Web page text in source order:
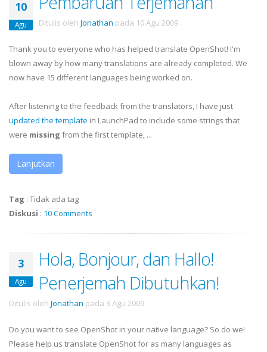
10
Agu Ditulis oleh Jonathan pada 10 Agu 2009 .
Thank you to everyone who has helped translate OpenShot! I'm
blown away by how many translations are already completed. We
now have 15 different languages being worked on.
After listening to the feedback from the translators, I have just
updated the template in LaunchPad to include some strings that
were missing from the first template, ...
Lanjutkan
Tag : Tidak ada tag
Diskusi : 10 Comments
3
Agu
Hola, Bonjour, dan Hallo!
Penerjemah Dibutuhkan!
Ditulis oleh Jonathan pada 3 Agu 2009 .
Do you want to see OpenShot in your native language? So do we!
Please help us translate OpenShot for as many languages as